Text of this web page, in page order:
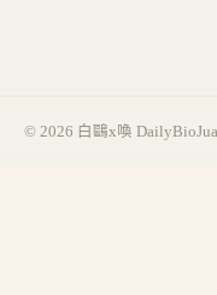
© 2026 白鷗x喚